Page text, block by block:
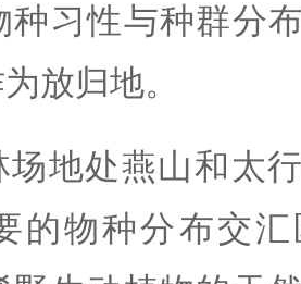
种习性与种群分
放归地。
场地处燕山和太
的物种分布交